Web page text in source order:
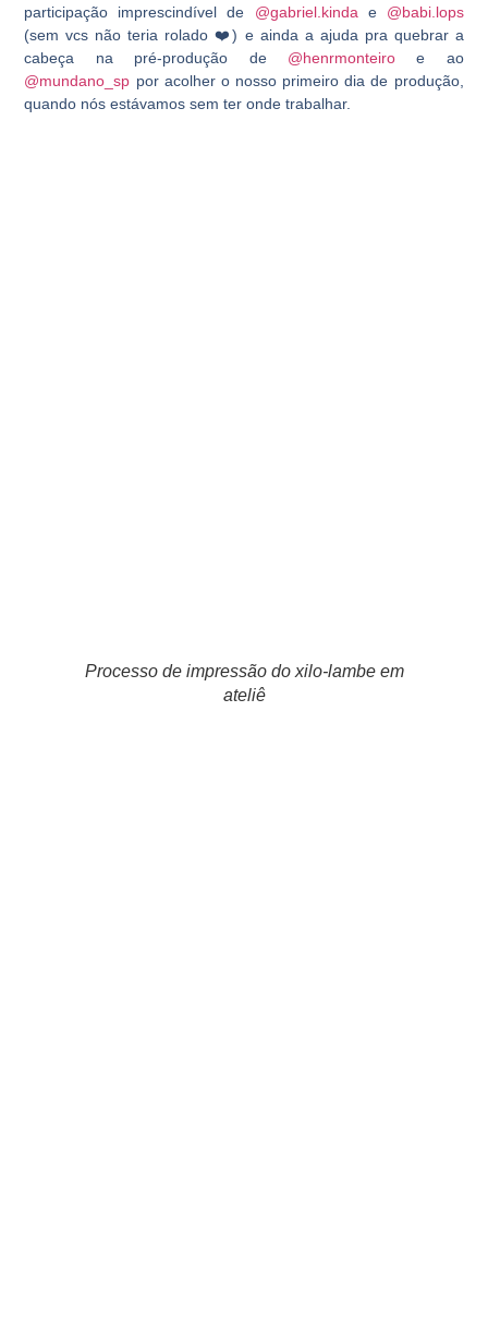
participação imprescindível de @gabriel.kinda e @babi.lops
(sem vcs não teria rolado ❤️) e ainda a ajuda pra quebrar a
cabeça na pré-produção de @henrmonteiroe ao
@mundano_sp por acolher o nosso primeiro dia de produção,
quando nós estávamos sem ter onde trabalhar.
Processo de impressão do xilo-lambe em
ateliê